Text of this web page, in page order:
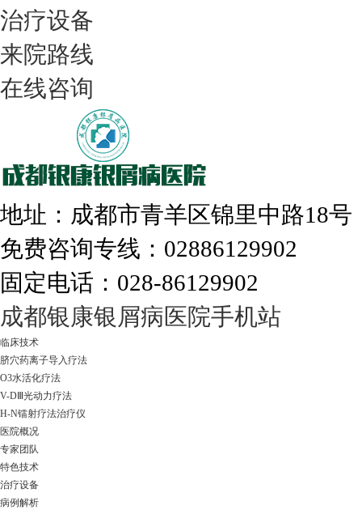
我们只治银屑病，我们在成都坐诊
308nm激光：银屑病治疗更高效
走进成都：满足您的治愈需求
治疗设备
来院路线
在线咨询
地址：成都市青羊区锦里中路18
免费咨询专线：02886129902
固定电话：028-86129902
成都银康银屑病医院手机站
临床技术
脐穴药离子导入疗法
O3水活化疗法
V-DⅢ光动力疗法
H-N镭射疗法治疗仪
医院概况
专家团队
特色技术
治疗设备
病例解析